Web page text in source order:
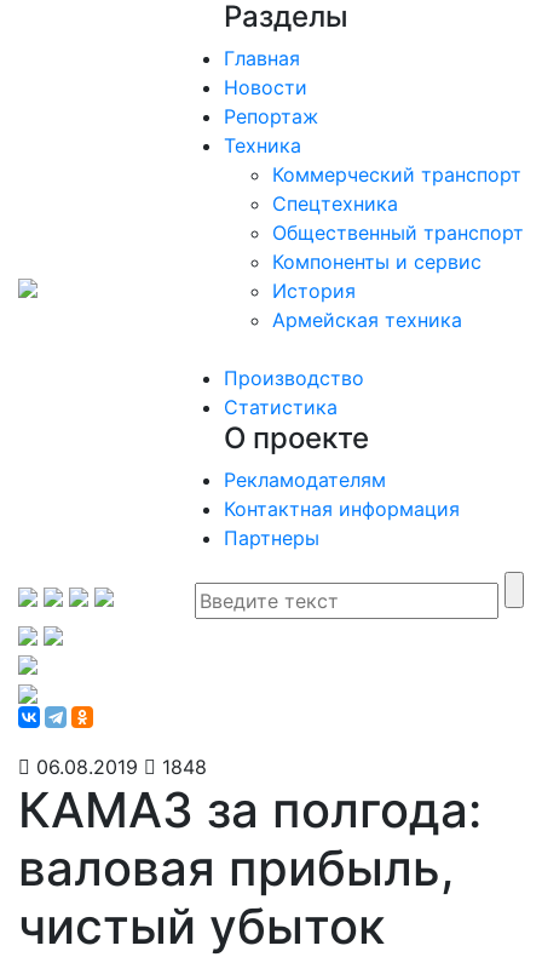
Разделы
Главная
Новости
Репортаж
Техника
Коммерческий транспорт
Спецтехника
Общественный транспорт
Компоненты и сервис
История
Армейская техника
Производство
Статистика
О проекте
Рекламодателям
Контактная информация
Партнеры
06.08.2019 1848
КАМАЗ за полгода:
валовая прибыль,
чистый убыток